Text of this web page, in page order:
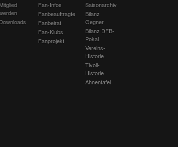
Mitglied
Downloads
Fan-Infos
Fanbeauftragte
Fanbeirat
Fan-Klubs
Fanprojekt
Saisonarchiv
Bilanz
Gegner
Bilanz DFB-
Pokal
Vereins-
Historie
Tivoli-
Historie
Ahnentafel